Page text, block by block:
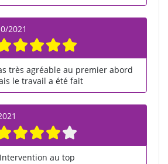
2021
très agréable au premier abord
le travail a été fait
Intervention au top